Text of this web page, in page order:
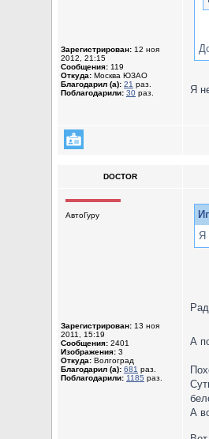
Зарегистрирован: 12 ноя
2012, 21:15
Сообщения: 119
Откуда: Москва ЮЗАО
Благодарил (а): 21 раз.
Поблагодарили: 30 раз. Я
DOCTOR
АвтоГуру
Зарегистрирован: 13 ноя
2011, 15:19
Сообщения: 2401
Изображения: 3
Откуда: Волгоград
Благодарил (а): 681 раз.
Поблагодарили: 1185 раз.
Я
А
А